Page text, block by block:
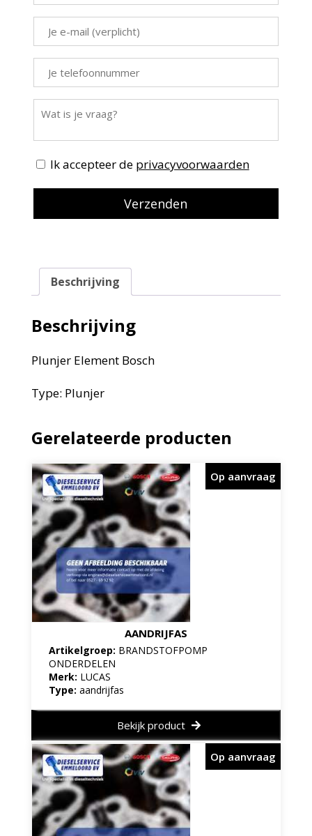
Ik accepteer de privacyvoorwaarden
Beschrijving
Beschrijving
Plunjer Element Bosch
Type: Plunjer
Gerelateerde producten
AANDRIJFAS
Artikelgroep: BRANDSTOFPOMP
ONDERDELEN
Merk: LUCAS
Type: aandrijfas
Op aanvraag
Bekijk product
Op aanvraag